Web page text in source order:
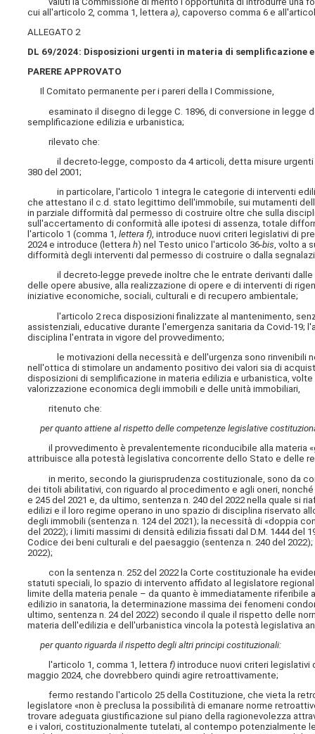
cui all'articolo 2, comma 1, letteraa) , capoverso comma 6 e
ALLEGATO 2
DL 69/2024: Disposizioni urgenti in materia di semplificazione
PARERE APPROVATO
Il Comitato permanente per i pareri della I Commissione,
esaminato il disegno di legge C. 1896, di conversione in legge
semplificazione edilizia e urbanistica;
rilevato che:
il decreto-legge, composto da 4 articoli, detta misure urgenti in
380 del 2001;
in particolare, l'articolo 1 integra le categorie di interventi
che attestano il c.d. stato legittimo dell'immobile, sui mutamenti
in parziale difformità dal permesso di costruire oltre che sulla
sull'accertamento di conformità alle ipotesi di assenza, totale
l'articolo 1 (comma 1,lettera f), introduce nuovi criteri legislativi di
2024 e introduce (letterah) nel Testo unico l'articolo 36-bis, volto a
difformità degli interventi dal permesso di costruire o dalla
il decreto-legge prevede inoltre che le entrate derivanti dalle
delle opere abusive, alla realizzazione di opere e di interventi di
iniziative economiche, sociali, culturali e di recupero ambientale;
l'articolo 2 reca disposizioni finalizzate al mantenimento,
assistenziali, educative durante l'emergenza sanitaria da Covid-
disciplina l'entrata in vigore del provvedimento;
le motivazioni della necessità e dell'urgenza sono rinvenibili
nell'ottica di stimolare un andamento positivo dei valori sia di
disposizioni di semplificazione in materia edilizia e urbanistica,
valorizzazione economica degli immobili e delle unità immobiliari,
ritenuto che:
per quanto attiene al rispetto delle competenze legislative
il provvedimento è prevalentemente riconducibile alla materia
attribuisce alla potestà legislativa concorrente dello Stato e delle
in merito, secondo la giurisprudenza costituzionale, sono da
dei titoli abilitativi, con riguardo al procedimento e agli oneri,
e 245 del 2021 e, da ultimo, sentenza n. 240 del 2022 nella quale
edilizi e il loro regime operano in uno spazio di disciplina riservato
degli immobili (sentenza n. 124 del 2021); la necessità di «doppia
del 2022); i limiti massimi di densità edilizia fissati dal D.M. 1444
Codice dei beni culturali e del paesaggio (sentenza n. 240 del
2022);
con la sentenza n. 252 del 2022 la Corte costituzionale ha
statuti speciali, lo spazio di intervento affidato al legislatore
limite della materia penale – da quanto è immediatamente
edilizio in sanatoria, la determinazione massima dei fenomeni
ultimo, sentenza n. 24 del 2022) secondo il quale il rispetto delle
materia dell'edilizia e dell'urbanistica vincola la potestà legislativa
per quanto riguarda il rispetto degli altri principi costituzionali:
l'articolo 1, comma 1, letteraf) introduce nuovi criteri legislativi
maggio 2024, che dovrebbero quindi agire retroattivamente;
fermo restando l'articolo 25 della Costituzione, che vieta la
legislatore «non è preclusa la possibilità di emanare norme
trovare adeguata giustificazione sul piano della ragionevolezza
e i valori, costituzionalmente tutelati, al contempo potenzialmente